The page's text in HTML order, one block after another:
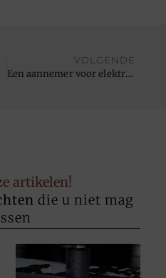
VOLGENDE
Een aannemer voor elektriciteit met jarenlange ervaring
artikelen!
die u niet mag